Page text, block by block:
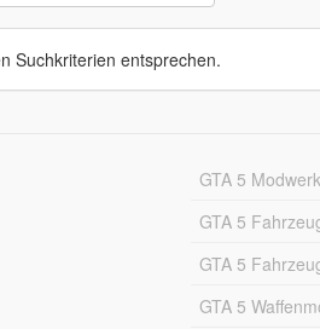
Suchkriterien entsprechen.
GTA 5
GTA 5
GTA 5
GTA 5